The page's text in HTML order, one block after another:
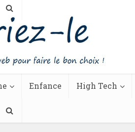
Enfance High Tech